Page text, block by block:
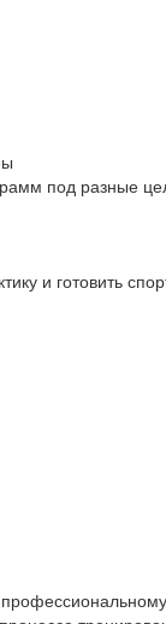
под разные
и готовить
профессиональному